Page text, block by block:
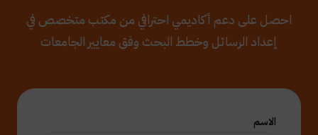
احصل على دعم أكاديمي احترافي من مكتب متخصص في
إعداد الرسائل وخطط البحث وفق معايير الجامعات
الاسم